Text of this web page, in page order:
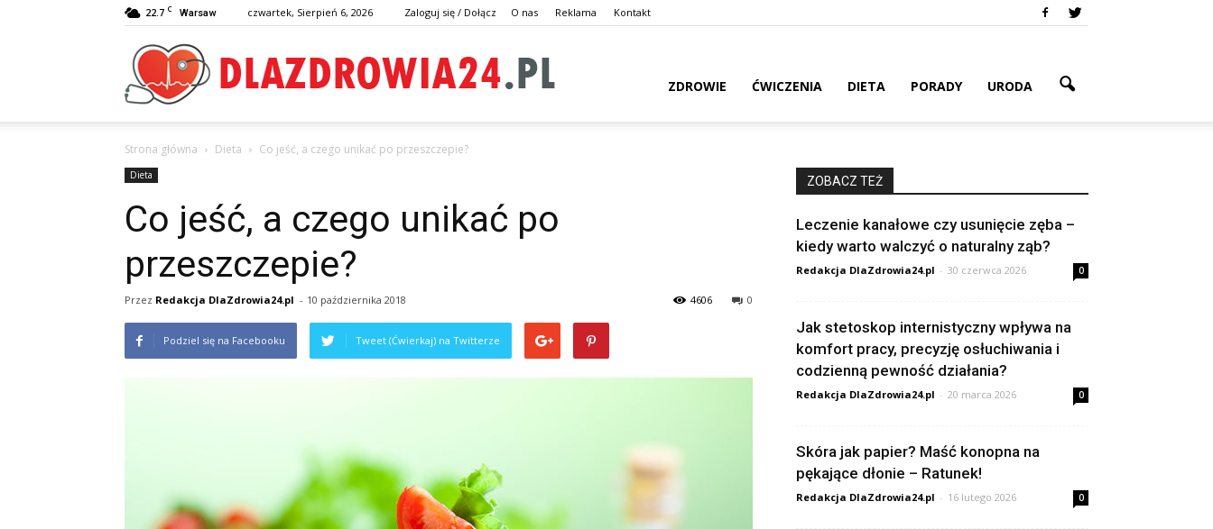
22.7 C Warsaw czwartek, Sierpień 6, 2026 Zaloguj się / Dołącz O nas Reklama Kontakt
ZDROWIE ĆWICZENIA DIETA PORADY URODA
Strona główna Dieta Co jeść, a czego unikać po przeszczepie?
Dieta
Co jeść, a czego unikać po
przeszczepie?
Przez Redakcja DlaZdrowia24.pl - 10 października 2018 0
4606
Podziel się na Facebooku Tweet (Ćwierkaj) na Twitterze
ZOBACZ TEŻ
Leczenie kanałowe czy usunięcie zęba –
kiedy warto walczyć o naturalny ząb?
Redakcja DlaZdrowia24.pl - 30 czerwca 2026 0
Jak stetoskop internistyczny wpływa na
komfort pracy, precyzję osłuchiwania i
codzienną pewność działania?
Redakcja DlaZdrowia24.pl - 20 marca 2026 0
Skóra jak papier? Maść konopna na
pękające dłonie – Ratunek!
Redakcja DlaZdrowia24.pl - 16 lutego 2026 0